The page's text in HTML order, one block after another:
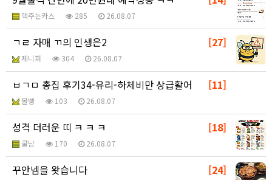
맥주는카스 285 26.08.07
[27]
ㄱㄹ 자매 ㄲ의 인생은2
제니퍼 304 26.08.07
[11]
ㅂㄱㅁ 총집 후기34-유리-하체비만 상급활어
몰빵 103 26.08.07
[18]
성격 더러운 띠 ㅋ ㅋ ㅋ
쿨남 170 26.08.07
[24]
꾸안넴을 왓습니다